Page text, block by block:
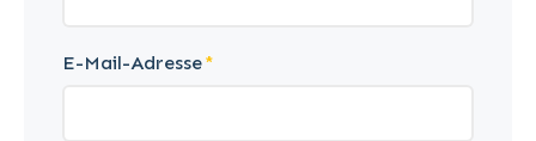
E-Mail-Adresse